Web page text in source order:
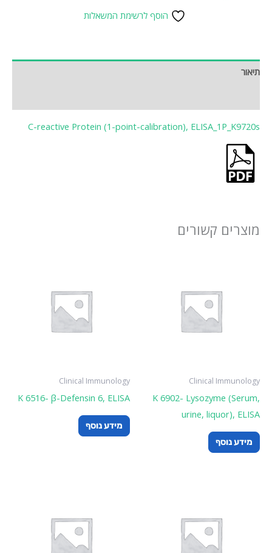
הוסף לרשימת המשאלות
תיאור
C-reactive Protein (1-point-calibration), ELISA_1P_K9720s
מוצרים קשורים
Clinical Immunology
K 6902- Lysozyme (Serum,
urine, liquor), ELISA
מידע נוסף
Clinical Immunology
K 6516- β-Defensin 6, ELISA
מידע נוסף